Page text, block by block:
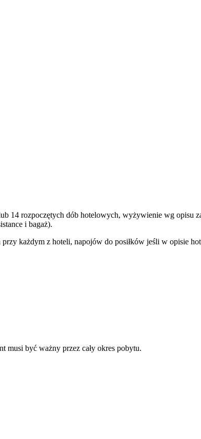
14 rozpoczętych dób hotelowych, wyżywienie wg opisu
i bagaż).
każdym z hoteli, napojów do posiłków jeśli w opisie
musi być ważny przez cały okres pobytu.